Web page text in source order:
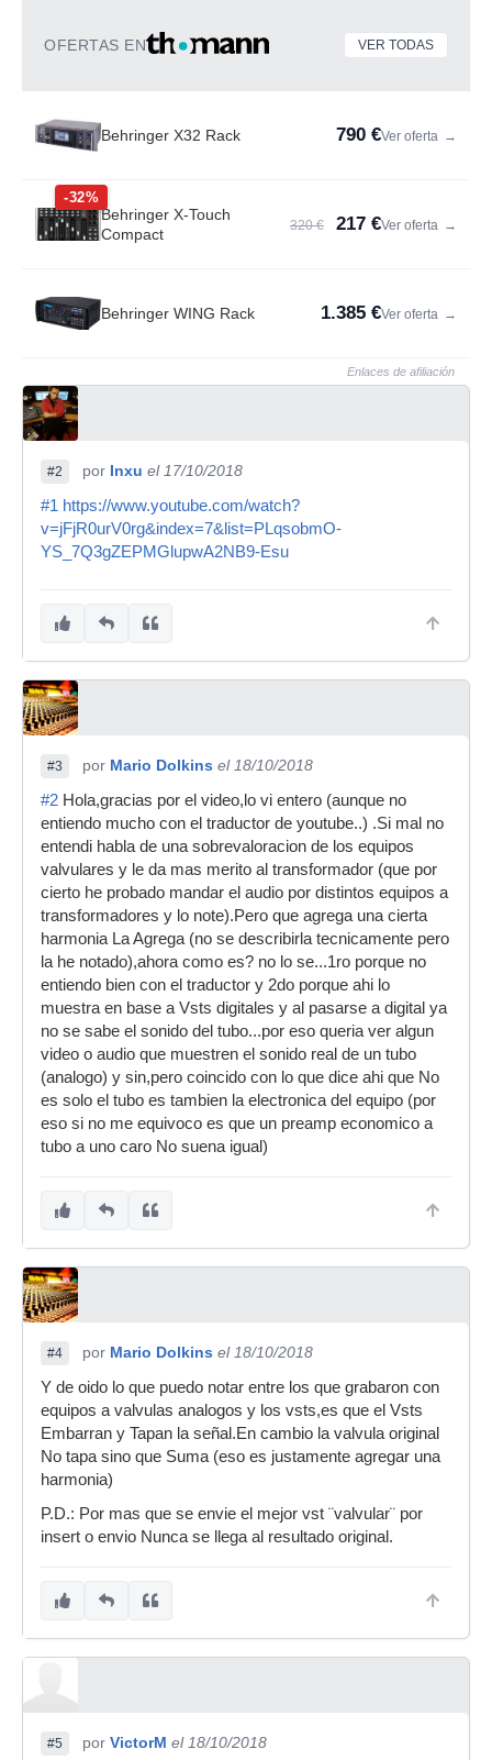
OFERTAS EN VER TODAS
Behringer X32 Rack 790 €Ver oferta →
-32%
Behringer X-Touch
Compact
320 € 217 €Ver oferta →
Behringer WING Rack 1.385 €Ver oferta →
Enlaces de afiliación
#2 por Inxu el 17/10/2018
#1 https://www.youtube.com/watch?
v=jFjR0urV0rg&index=7&list=PLqsobmO-
YS_7Q3gZEPMGlupwA2NB9-Esu
#3 por Mario Dolkins el 18/10/2018
#2 Hola,gracias por el video,lo vi entero (aunque no
entiendo mucho con el traductor de youtube..) .Si mal no
entendi habla de una sobrevaloracion de los equipos
valvulares y le da mas merito al transformador (que por
cierto he probado mandar el audio por distintos equipos a
transformadores y lo note).Pero que agrega una cierta
harmonia La Agrega (no se describirla tecnicamente pero
la he notado),ahora como es? no lo se...1ro porque no
entiendo bien con el traductor y 2do porque ahi lo
muestra en base a Vsts digitales y al pasarse a digital ya
no se sabe el sonido del tubo...por eso queria ver algun
video o audio que muestren el sonido real de un tubo
(analogo) y sin,pero coincido con lo que dice ahi que No
es solo el tubo es tambien la electronica del equipo (por
eso si no me equivoco es que un preamp economico a
tubo a uno caro No suena igual)
#4 por Mario Dolkins el 18/10/2018
Y de oido lo que puedo notar entre los que grabaron con
equipos a valvulas analogos y los vsts,es que el Vsts
Embarran y Tapan la señal.En cambio la valvula original
No tapa sino que Suma (eso es justamente agregar una
harmonia)
P.D.: Por mas que se envie el mejor vst ¨valvular¨ por
insert o envio Nunca se llega al resultado original.
#5 por VictorM el 18/10/2018